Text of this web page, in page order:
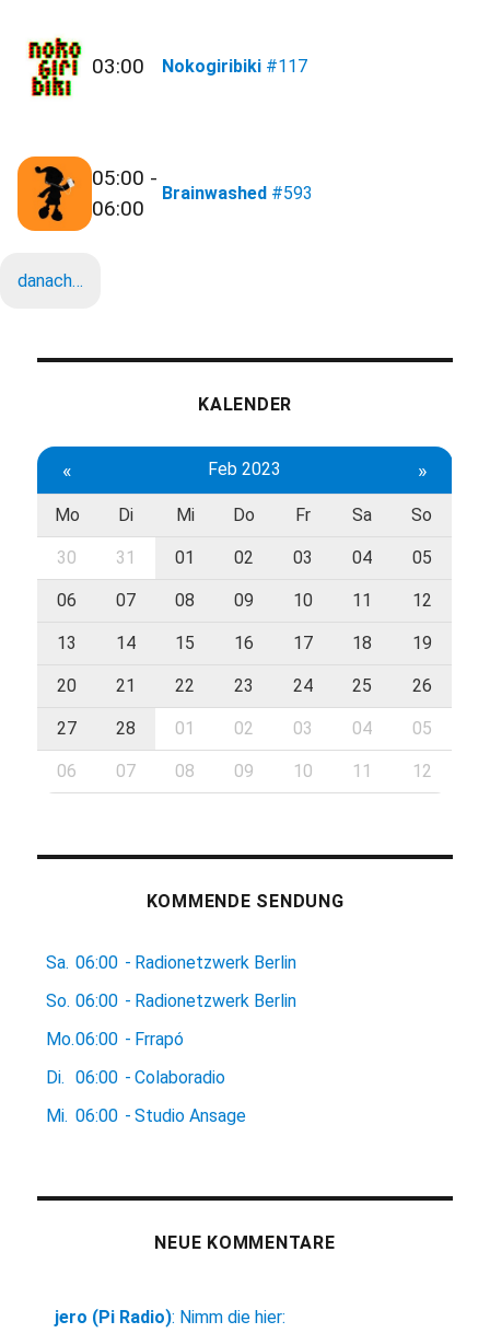
03:00 Nokogiribiki #117
05:00 -
06:00
Brainwashed #593
danach…
KALENDER
« Feb 2023 »
Mo Di Mi Do Fr Sa So
30 31 01 02 03 04 05
06 07 08 09 10 11 12
13 14 15 16 17 18 19
20 21 22 23 24 25 26
27 28 01 02 03 04 05
06 07 08 09 10 11 12
KOMMENDE SENDUNG
Sa. 06:00 - Radionetzwerk Berlin
So. 06:00 - Radionetzwerk Berlin
Mo.06:00 - Frrapó
Di.
06:00 - Colaboradio
Mi. 06:00 - Studio Ansage
NEUE KOMMENTARE
jero (Pi Radio): Nimm die hier: